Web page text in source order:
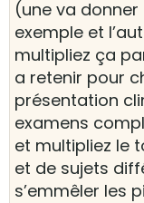
(une va
exemple et
multipliez ça
a retenir pour
présentation
examens
et multipliez le
et de sujets
s’emmêler les